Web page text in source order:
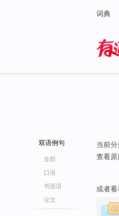
词典
双语例句
全部
口语
书面语
论文
当前
查看原
或者看